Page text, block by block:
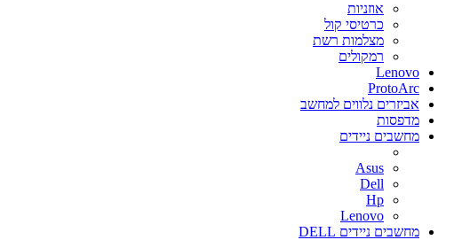
אוזניות
כרטיסי קול
מצלמות רשת
רמקולים
Lenovo
ProtoArc
אביזרים נלווים למחשב
מדפסות
מחשבים ניידים
Asus
Dell
Hp
Lenovo
מחשבים ניידים DELL